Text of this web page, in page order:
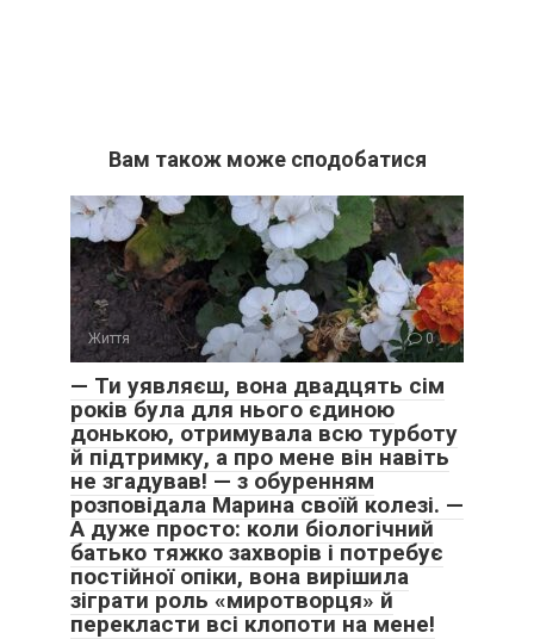
Вам також може сподобатися
Життя 0
— Ти уявляєш, вона двадцять сім
років була для нього єдиною
донькою, отримувала всю турботу
й підтримку, а про мене він навіть
не згадував! — з обуренням
розповідала Марина своїй колезі. —
А дуже просто: коли біологічний
батько тяжко захворів і потребує
постійної опіки, вона вирішила
зіграти роль «миротворця» й
перекласти всі клопоти на мене!